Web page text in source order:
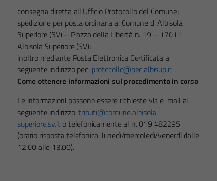
consegna diretta all'Ufficio Protocollo del Comune;
spedizione per posta ordinaria a: Comune di Albisola
Superiore (SV) – Piazza della Libertà n. 19 – 17011
Albisola Superiore (SV);
inoltro mediante Posta Elettronica Certificata al
seguente indirizzo pec: protocollo@pec.albisup.it
Come ottenere informazioni sul procedimento in corso
Le informazioni possono essere richieste via e-mail al
seguente indirizzo: tributi@comune.albisola-
superiore.sv.it o telefonicamente al n. 019 482295
(orario risposta telefonica: lunedì/mercoledì/venerdì dalle
12.00 alle 13.00).